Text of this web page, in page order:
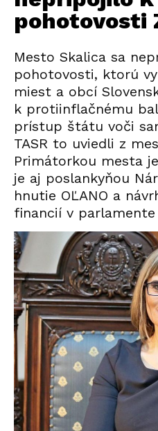
pohotovosti
Mesto Skalica sa
pohotovosti, ktorú
miest a obcí
k protiinflačnému
prístup štátu voči
TASR to uviedli z
Primátorkou mesta
je aj poslankyňou
hnutie OĽANO a
financií v